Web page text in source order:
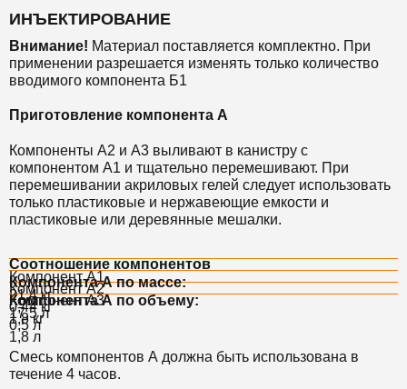
ИНЪЕКТИРОВАНИЕ
Внимание! Материал поставляется комплектно. При
применении разрешается изменять только количество
вводимого компонента Б1
Приготовление компонента А
Компоненты А2 и А3 выливают в канистру с
компонентом А1 и тщательно перемешивают. При
перемешивании акриловых гелей следует использовать
только пластиковые и нержавеющие емкости и
пластиковые или деревянные мешалки.
Соотношение компонентов
Компонента А по массе:
Компонента А по объему:
Компонент А1
21,4 кг
17,5 л
Компонент А2
0,44 кг
0,5 л
Компонент А3
1,8 кг
1,8 л
Смесь компонентов А должна быть использована в
течение 4 часов.